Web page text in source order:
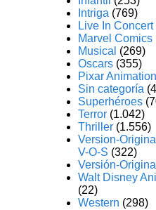
Intriga (769)
Live In Concert
Marvel Comics
Musical (269)
Oscars (355)
Pixar
Sin categoría
Superhéroes
Terror (1.042)
Thriller (1.556)
Version-
V-O-S (322)
Versión-
Walt Disney
(22)
Western (298)